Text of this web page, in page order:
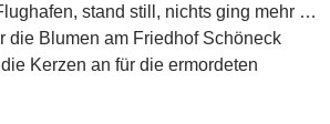
stand still, nichts ging mehr …
die Blumen am Friedhof Schöneck
Kerzen an für die ermordeten